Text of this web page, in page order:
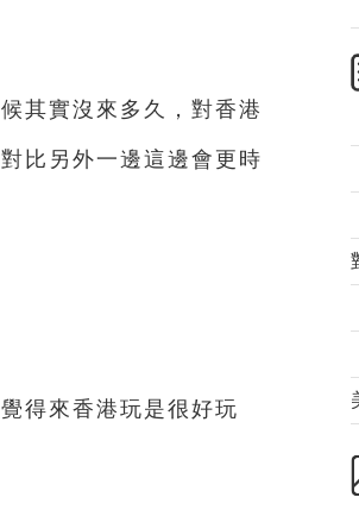
其實沒來多久，對香港
比另外一邊這邊會更時
得來香港玩是很好玩